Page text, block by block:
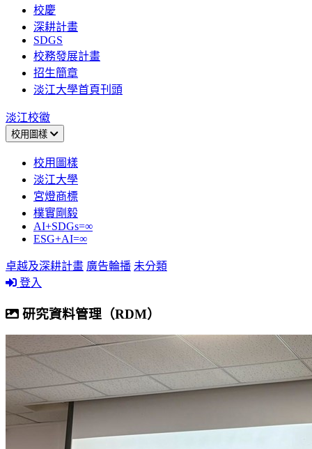
校慶
深耕計畫
SDGS
校務發展計畫
招生簡章
淡江大學首頁刊頭
淡江校徽
校用圖樣
校用圖樣
淡江大學
宮燈商標
樸實剛毅
AI+SDGs=∞
ESG+AI=∞
卓越及深耕計畫 廣告輪播 未分類
登入
研究資料管理（RDM）